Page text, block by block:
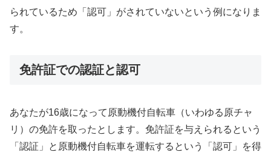
られているため「認可」がされていないという例になりま
す。
免許証での認証と認可
あなたが16歳になって原動機付自転車（いわゆる原チャ
リ）の免許を取ったとします。免許証を与えられるという
「認証」と原動機付自転車を運転するという「認可」を得